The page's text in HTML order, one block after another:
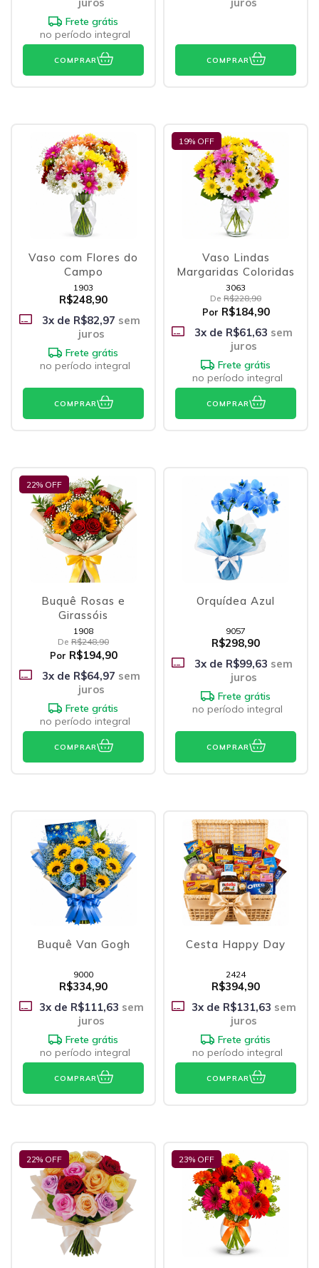
juros
Frete grátis
no período integral
COMPRAR
juros
COMPRAR
Vaso com Flores do
Campo
1903
R$248,90
3x de R$82,97 sem
juros
Frete grátis
no período integral
COMPRAR
19% OFF
Vaso Lindas
Margaridas Coloridas
3063
De R$228,90
Por R$184,90
3x de R$61,63 sem
juros
Frete grátis
no período integral
COMPRAR
22% OFF
Buquê Rosas e
Girassóis
1908
De R$248,90
Por R$194,90
3x de R$64,97 sem
juros
Frete grátis
no período integral
COMPRAR
Orquídea Azul
9057
R$298,90
3x de R$99,63 sem
juros
Frete grátis
no período integral
COMPRAR
Buquê Van Gogh
9000
R$334,90
3x de R$111,63 sem
juros
Frete grátis
no período integral
COMPRAR
Cesta Happy Day
2424
R$394,90
3x de R$131,63 sem
juros
Frete grátis
no período integral
COMPRAR
22% OFF 23% OFF